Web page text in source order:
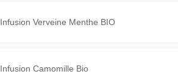
Infusion Verveine Menthe BIO
Infusion Camomille Bio